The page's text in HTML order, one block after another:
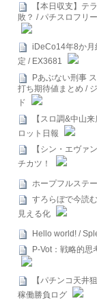
【本日収支】テ
敗？ / パチスロフリ
iDeCo14年8か
定 / EX3681
Pあぶない刑事
打ち期待値まとめ /
ド
【スロ調&中山
ロット日報
【シン・エヴァ
チカツ！
ホープフルステ
すろらぼで今読
見える化
Hello world! /
P-Vot：戦略的思
【パチンコ天井
稼働勝負ログ